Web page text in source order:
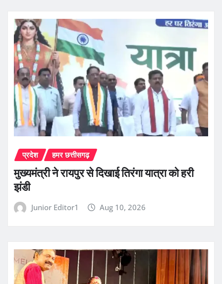
प्रदेश हमर छत्तीसगढ़
मुख्यमंत्री ने रायपुर से दिखाई तिरंगा यात्रा को हरी
झंडी
Junior Editor1 Aug 10, 2026